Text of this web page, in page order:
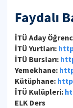
Faydalı
İTÜ Aday
İTÜ Yurtları:
İTÜ Bursları:
Yemekhane:
Kütüphane:
İTÜ Kulüpleri:
ELK Ders